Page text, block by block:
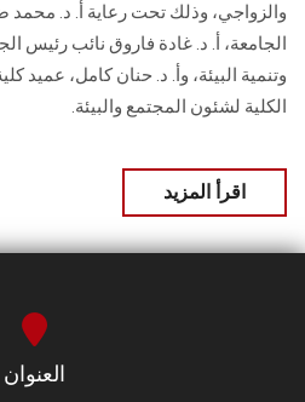
سجل
والزواجي، وذلك تحت رعاية أ. د. محمد
الجامعة، أ. د. غادة فاروق نائب رئيس
وتنمية البيئة، وأ. د. حنان كامل، عميد
الكلية لشئون المجتمع والبيئة.
اقرأ المزيد
العنوان